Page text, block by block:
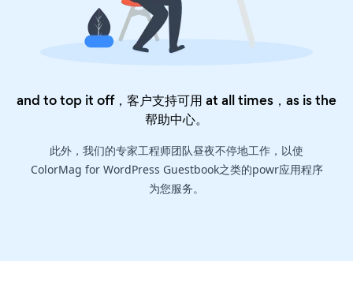
and to top it off，客户支持可用 at all times，as is the
帮助中心。
此外，我们的专家工程师团队昼夜不停地工作，以使
ColorMag for WordPress Guestbook之类的powr应用程序
为您服务。